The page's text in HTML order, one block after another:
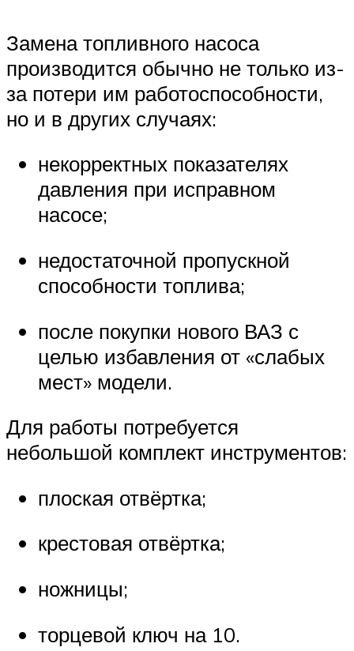
Замена топливного насоса
производится обычно не только из-
за потери им работоспособности,
но и в других случаях:
некорректных показателях
давления при исправном
насосе;
недостаточной пропускной
способности топлива;
после покупки нового ВАЗ с
целью избавления от «слабых
мест» модели.
Для работы потребуется
небольшой комплект инструментов:
плоская отвёртка;
крестовая отвёртка;
ножницы;
торцевой ключ на 10.